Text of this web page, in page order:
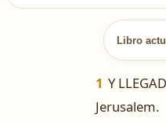
Libro
1 Y
Jerusalem.